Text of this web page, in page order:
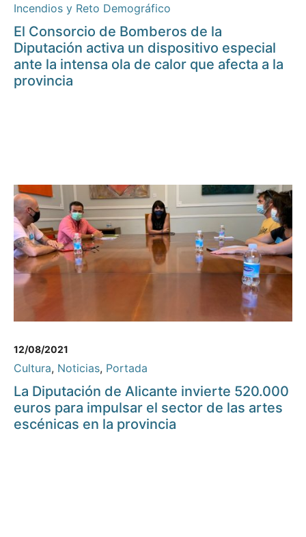
Incendios y Reto Demográfico
El Consorcio de Bomberos de la
Diputación activa un dispositivo especial
ante la intensa ola de calor que afecta a la
provincia
12/08/2021
Cultura, Noticias, Portada
La Diputación de Alicante invierte 520.000
euros para impulsar el sector de las artes
escénicas en la provincia